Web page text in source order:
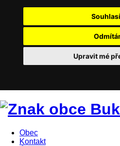
Upravit mé
Obec
Kontakt